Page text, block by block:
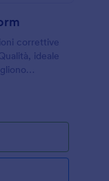
correttive
ideale